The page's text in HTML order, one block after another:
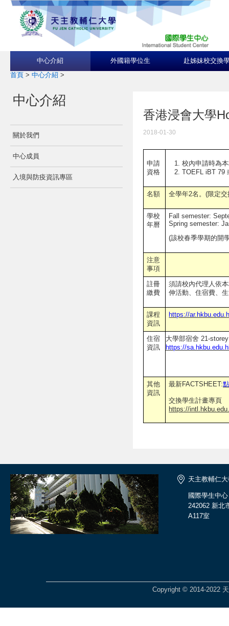
中心介紹 外國籍學位生 赴姊妹校交換
首頁 > 中心介紹 >
中心介紹
關於我們
中心成員
入境與防疫資訊專區
香港浸會大學
2018-01-30
申請
資格
校內申請時為
TOEFL iBT 79
名額 全學年2名。(限定
學校
年曆
Fall semester:
Spring semester:
(該校春季學期的開
注意
事項
註冊
繳費
須請校內代理人依
伸活動、住宿費、
課程
資訊
https://
住宿
資訊
大學部宿舍 21-
https://
其他
資訊
最新FACTSHEET:
交換學生計畫專頁
https://
天主教輔仁
國際學生中心
242062 新北
A117室
Copyright © 2014-2022